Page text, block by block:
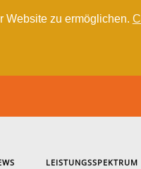
Website zu ermöglichen.
LEISTUNGSSPEKTRUM